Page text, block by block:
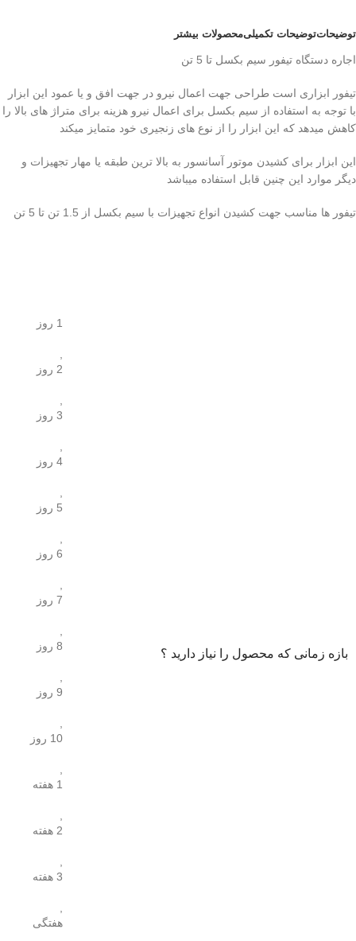
توضیحاتتوضیحات تکمیلیمحصولات بیشتر
اجاره دستگاه تیفور سیم بکسل تا 5 تن
تیفور ابزاری است طراحی جهت اعمال نیرو در جهت افق و یا عمود این ابزار
با توجه به استفاده از سیم بکسل برای اعمال نیرو هزینه برای متراژ های بالا را
کاهش میدهد که این ابزار را از نوع های زنجیری خود متمایز میکند
این ابزار برای کشیدن موتور آسانسور به بالا ترین طبقه یا مهار تجهیزات و
دیگر موارد این چنین قابل استفاده میباشد
تیفور ها مناسب جهت کشیدن انواع تجهیزات با سیم بکسل از 1.5 تن تا 5 تن
بازه زمانی که محصول را نیاز دارید ؟
1 روز
2 روز
3 روز
4 روز
5 روز
6 روز
7 روز
8 روز
9 روز
10 روز
1 هفته
2 هفته
3 هفته
هفتگی